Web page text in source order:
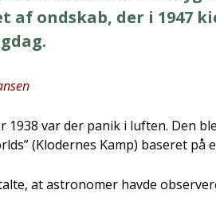
af ond­skab, der i 1947
1938 var der panik i luf­ten. Den
(Klo­der­nes Kamp) base­ret på
at astro­no­mer hav­de